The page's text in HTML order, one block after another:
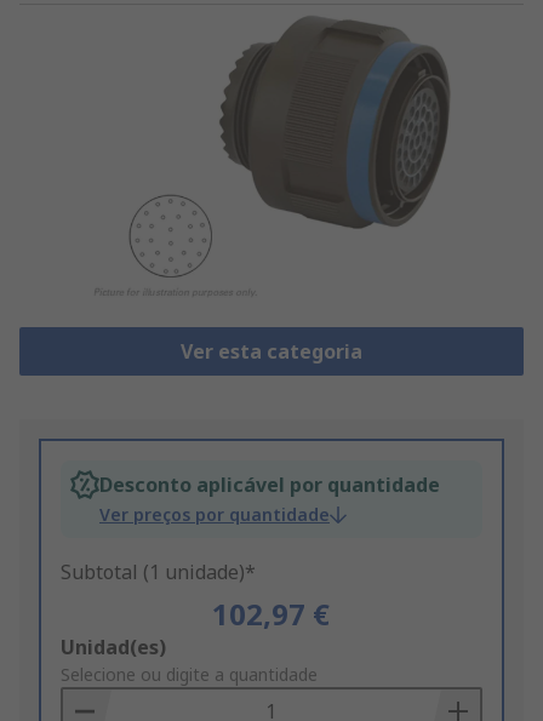
Ver esta categoria
Desconto aplicável por quantidade
Ver preços por quantidade
Subtotal (1 unidade)*
102,97 €
Add
to
Basket
Unidad(es)
Selecione ou digite a quantidade